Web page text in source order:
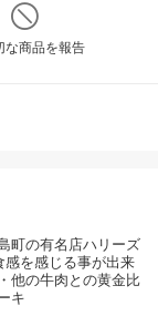
な商品を報告
町の有名店ハリーズ
感を感じる事が出来
他の牛肉との黄金比
キ